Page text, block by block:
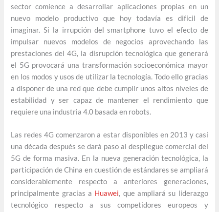
sector comience a desarrollar aplicaciones propias en un
nuevo modelo productivo que hoy todavía es difícil de
imaginar. Si la irrupción del smartphone tuvo el efecto de
impulsar nuevos modelos de negocios aprovechando las
prestaciones del 4G, la disrupción tecnológica que generará
el 5G provocará una transformación socioeconómica mayor
en los modos y usos de utilizar la tecnología. Todo ello gracias
a disponer de una red que debe cumplir unos altos niveles de
estabilidad y ser capaz de mantener el rendimiento que
requiere una industria 4.0 basada en robots.
Las redes 4G comenzaron a estar disponibles en 2013 y casi
una década después se dará paso al despliegue comercial del
5G de forma masiva. En la nueva generación tecnológica, la
participación de China en cuestión de estándares se ampliará
considerablemente respecto a anteriores generaciones,
principalmente gracias a Huawei, que ampliará su liderazgo
tecnológico respecto a sus competidores europeos y